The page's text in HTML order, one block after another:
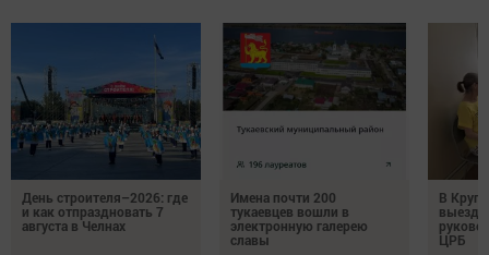
День строителя–2026: где
и как отпраздновать 7
августа в Челнах
Имена почти 200
тукаевцев вошли в
электронную галерею
славы
В
ЦРБ